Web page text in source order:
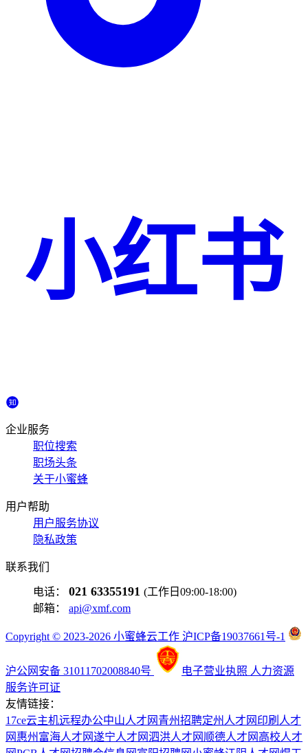
小红书
企业服务
职位搜索
职场头条
关于小蜜蜂
用户帮助
用户服务协议
隐私政策
联系我们
电话： 021 63355191 (工作日09:00-18:00)
邮箱： api@xmf.com
Copyright © 2023-2026 小蜜蜂云工作 沪ICP备19037661号-1
沪公网安备 31011702008840号 电子营业执照 人力资源
服务许可证
友情链接：
17ce云主机远程办公中山人才网 青州招聘定州人才网 印刷人才
网 惠州富海人才网遂宁人才网泗洪人才网 顺德人才网 高校人才